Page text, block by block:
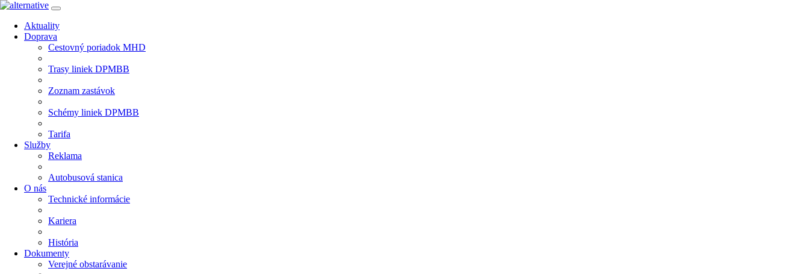
Aktuality
Doprava
Cestovný poriadok MHD
Trasy liniek DPMBB
Zoznam zastávok
Schémy liniek DPMBB
Tarifa
Služby
Reklama
Autobusová stanica
O nás
Technické informácie
Kariera
História
Dokumenty
Verejné obstarávanie